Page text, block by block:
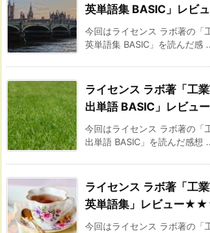
英単語集 BASIC」レ
今回はライセンス ラボ著の「
英単語集 BASIC」を読んだ感
ライセンス ラボ著「工
出単語 BASIC」レビ
今回はライセンス ラボ著の「
出単語 BASIC」を読んだ感想
ライセンス ラボ著「工
英単語集」レビュー
今回はライセンス ラボ著の「